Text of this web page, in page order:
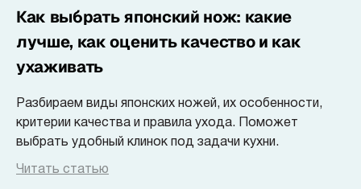
Ножи по видам
Ножи по назначению
Наборы
Как выбрать японский нож: какие
лучше, как оценить качество и как
ухаживать
Разбираем виды японских ножей, их особенности,
критерии качества и правила ухода. Поможет
выбрать удобный клинок под задачи кухни.
Читать статью